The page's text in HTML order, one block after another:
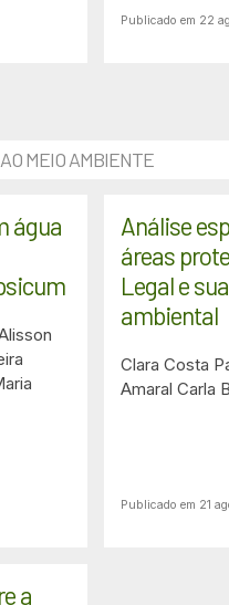
Publicado em 22
MEIO AMBIENTE
água
Análise
áreas
Legal e
ambiental
Clara Costa
Amaral Carla
Publicado em 21
a